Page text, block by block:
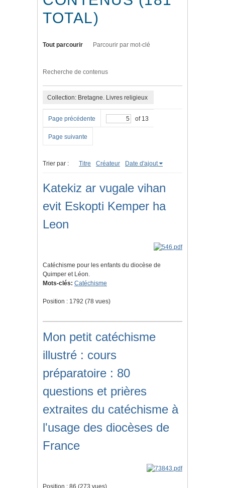
TOTAL)
Tout parcourir Parcourir par mot-clé
Recherche de contenus
Collection: Bretagne. Livres religieux
Page précédente of 13
Page suivante
Trier par : Titre Créateur Date d'ajout
Katekiz ar vugale vihan
evit Eskopti Kemper ha
Leon
Catéchisme pour les enfants du diocèse de
Quimper et Léon.
Mots-clés: Catéchisme
Position : 1792 (78 vues)
Mon petit catéchisme
illustré : cours
préparatoire : 80
questions et prières
extraites du catéchisme à
l'usage des diocèses de
France
Position : 86 (273 vues)